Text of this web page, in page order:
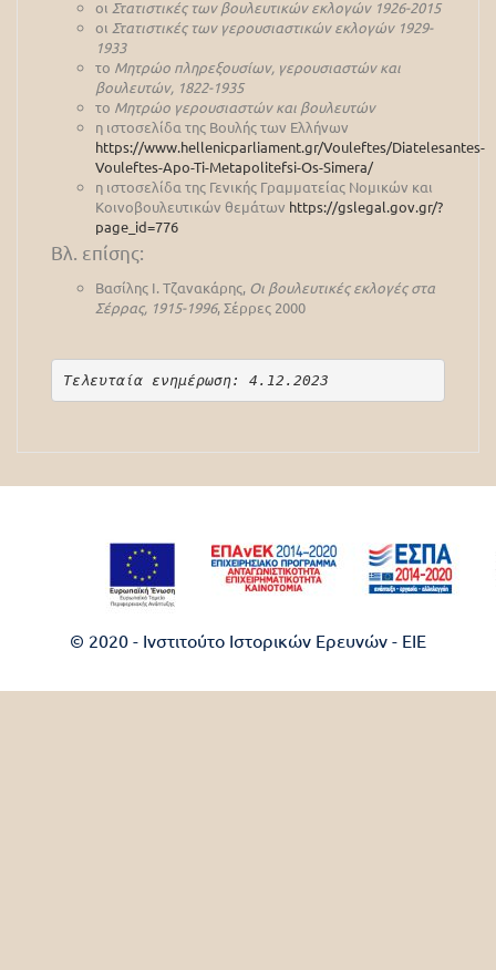
οι Στατιστικές των βουλευτικών εκλογών 1926-2015
οι Στατιστικές των γερουσιαστικών εκλογών 1929-
1933
το Μητρώο πληρεξουσίων, γερουσιαστών και
βουλευτών, 1822-1935
το Μητρώο γερουσιαστών και βουλευτών
η ιστοσελίδα της Βουλής των Ελλήνων
https://www.hellenicparliament.gr/Vouleftes/Diatelesantes-
Vouleftes-Apo-Ti-Metapolitefsi-Os-Simera/
η ιστοσελίδα της Γενικής Γραμματείας Νομικών και
Κοινοβουλευτικών θεμάτων https://gslegal.gov.gr/?
page_id=776
Βλ. επίσης:
Βασίλης Ι. Τζανακάρης, Οι βουλευτικές εκλογές στα
Σέρρας, 1915-1996, Σέρρες 2000
Τελευταία ενημέρωση: 4.12.2023
© 2020 - Ινστιτούτο Ιστορικών Ερευνών - EIE